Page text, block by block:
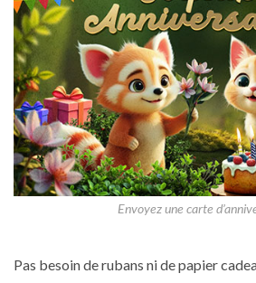
Envoyez une carte
Pas besoin de rubans ni de papier